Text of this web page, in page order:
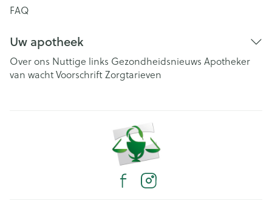
FAQ
Uw apotheek
Over ons Nuttige links Gezondheidsnieuws Apotheker
van wachtVoorschriftZorgtarieven